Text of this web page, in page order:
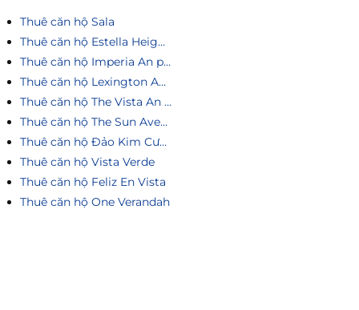
Thuê căn hộ Sala
Thuê căn hộ Estella Heights
Thuê căn hộ Imperia An phú
Thuê căn hộ Lexington An Phú
Thuê căn hộ The Vista An Phú
Thuê căn hộ The Sun Avenue
Thuê căn hộ Đảo Kim Cương
Thuê căn hộ Vista Verde
Thuê căn hộ Feliz En Vista
Thuê căn hộ One Verandah